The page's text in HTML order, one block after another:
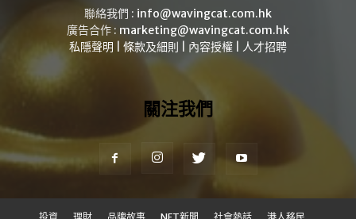
聯絡我們 : info@wavingcat.com.hk
廣告合作 : marketing@wavingcat.com.hk
私隱聲明
條款及細則 內容授權 人才招聘
關注我們